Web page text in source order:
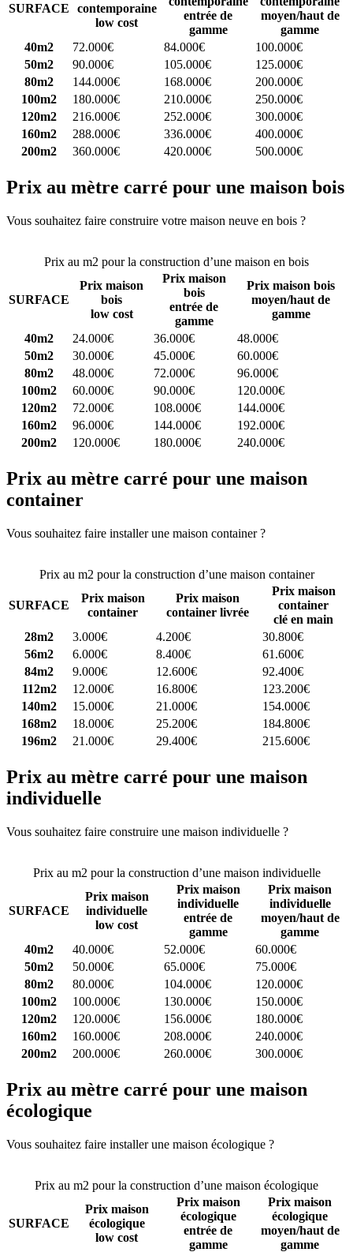
SURFACE
contemporaine
low cost
entrée de
gamme
moyen/haut de
gamme
40m2
72.000€ 84.000€
100.000€
50m2
90.000€ 105.000€
125.000€
80m2
144.000€ 168.000€
200.000€
100m2
180.000€ 210.000€
250.000€
120m2
216.000€ 252.000€
300.000€
160m2
288.000€ 336.000€
400.000€
200m2
360.000€ 420.000€ 500.000€
Prix au mètre carré pour une maison bois
Vous souhaitez faire construire votre maison neuve en bois ?
Prix au m2 pour la construction d’une maison en bois
SURFACE
Prix maison
bois
low cost
Prix maison
bois
entrée de
gamme
Prix maison bois
moyen/haut de
gamme
40m2
24.000€ 36.000€
48.000€
50m2
30.000€ 45.000€
60.000€
80m2
48.000€ 72.000€
96.000€
100m2
60.000€ 90.000€
120.000€
120m2
72.000€ 108.000€
144.000€
160m2
96.000€ 144.000€
192.000€
200m2
120.000€ 180.000€ 240.000€
Prix au mètre carré pour une maison
container
Vous souhaitez faire installer une maison container ?
Prix au m2 pour la construction d’une maison container
SURFACE
Prix maison
container
Prix maison
container livrée
Prix maison
container
clé en main
28m2
3.000€ 4.200€
30.800€
56m2
6.000€ 8.400€
61.600€
84m2
9.000€ 12.600€
92.400€
112m2
12.000€ 16.800€
123.200€
140m2
15.000€ 21.000€
154.000€
168m2
18.000€ 25.200€
184.800€
196m2
21.000€ 29.400€ 215.600€
Prix au mètre carré pour une maison
individuelle
Vous souhaitez faire construire une maison individuelle ?
Prix au m2 pour la construction d’une maison individuelle
SURFACE
Prix maison
individuelle
low cost
Prix maison
individuelle
entrée de
gamme
Prix maison
individuelle
moyen/haut de
gamme
40m2
40.000€ 52.000€
60.000€
50m2
50.000€ 65.000€
75.000€
80m2
80.000€ 104.000€
120.000€
100m2
100.000€ 130.000€
150.000€
120m2
120.000€ 156.000€
180.000€
160m2
160.000€ 208.000€
240.000€
200m2
200.000€ 260.000€ 300.000€
Prix au mètre carré pour une maison
écologique
Vous souhaitez faire installer une maison écologique ?
Prix au m2 pour la construction d’une maison écologique
SURFACE
Prix maison
écologique
low cost
Prix maison
écologique
entrée de
gamme
Prix maison
écologique
moyen/haut de
gamme